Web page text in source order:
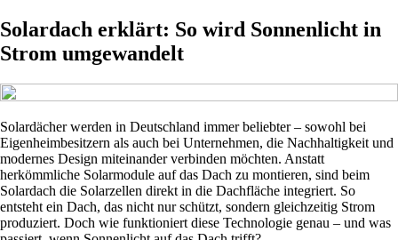
Solardach erklärt: So wird Sonnenlicht in
Strom umgewandelt
Solardächer werden in Deutschland immer beliebter – sowohl bei
Eigenheimbesitzern als auch bei Unternehmen, die Nachhaltigkeit und
modernes Design miteinander verbinden möchten. Anstatt
herkömmliche Solarmodule auf das Dach zu montieren, sind beim
Solardach die Solarzellen direkt in die Dachfläche integriert. So
entsteht ein Dach, das nicht nur schützt, sondern gleichzeitig Strom
produziert. Doch wie funktioniert diese Technologie genau – und was